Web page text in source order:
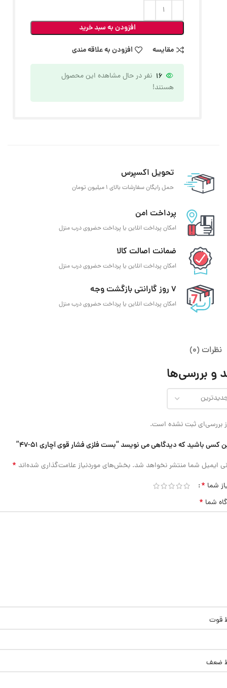
افزودن به سبد خرید
مقایسه
افزودن به علاقه مندی
16 نفر در حال مشاهده این محصول
هستند!
تحویل اکسپرس
حمل رایگان سفارشات بالای 1 میلیون تومان
پرداخت امن
امکان پرداخت انلاین یا پرداخت حضروی درب منزل
ضمانت اصالت کالا
امکان پرداخت انلاین یا پرداخت حضروی درب منزل
7 روز گارانتی بازگشت وجه
امکان پرداخت انلاین یا پرداخت حضروی درب منزل
نظرات (0)
و بررسی‌ها
بررسی‌ای ثبت نشده است.
کسی باشید که دیدگاهی می نویسد “بست فلزی فشار قوی آچاری 51-47”
ایمیل شما منتشر نخواهد شد. بخش‌های موردنیاز علامت‌گذاری شده‌اند *
شما *
شما *
قوت
ضعف